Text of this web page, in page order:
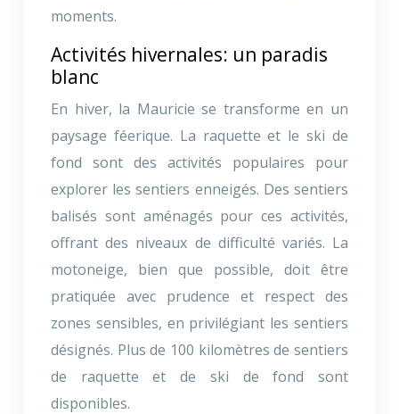
moments.
Activités hivernales: un paradis
blanc
En hiver, la Mauricie se transforme en un
paysage féerique. La raquette et le ski de
fond sont des activités populaires pour
explorer les sentiers enneigés. Des sentiers
balisés sont aménagés pour ces activités,
offrant des niveaux de difficulté variés. La
motoneige, bien que possible, doit être
pratiquée avec prudence et respect des
zones sensibles, en privilégiant les sentiers
désignés. Plus de 100 kilomètres de sentiers
de raquette et de ski de fond sont
disponibles.